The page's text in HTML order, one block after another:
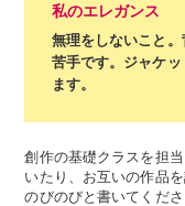
私のエレガンス
無理をしないこと
苦手です。ジャケ
ます。
創作の基礎クラスを担
いたり、お互いの作品
のびのびと書いてくだ